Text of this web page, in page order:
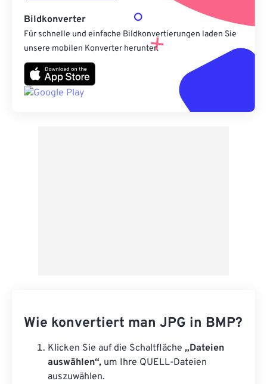
Bildkonverter
Für schnelle und einfache Bildkonvertierungen laden Sie
unsere mobilen Konverter herunter.
Wie konvertiert man JPG in BMP?
Klicken Sie auf die Schaltfläche „Dateien
auswählen“, um Ihre QUELL-Dateien
auszuwählen.